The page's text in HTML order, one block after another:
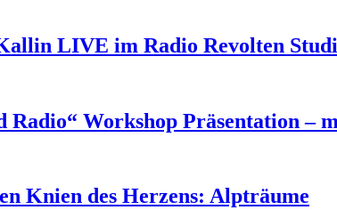
LIVE im Radio Revolten
Radio“ Workshop Präsentation –
Knien des Herzens: Alpträume